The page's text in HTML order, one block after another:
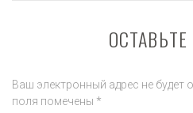
Ваш электронный адрес не будет
поля помечены *